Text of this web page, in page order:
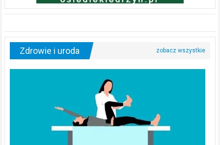
powinni
regularnie
Dom